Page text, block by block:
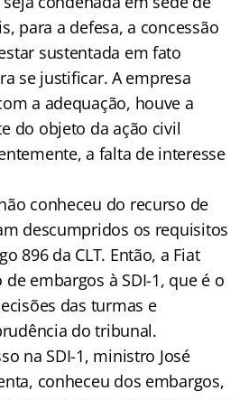
para a defesa, a concessão
sustentada em fato
se justificar. A empresa
a adequação, houve a
do objeto da ação civil
a falta de interesse
conheceu do recurso de
descumpridos os requisitos
896 da CLT. Então, a Fiat
embargos à SDI-1, que é o
das turmas e
do tribunal.
na SDI-1, ministro José
conheceu dos embargos,